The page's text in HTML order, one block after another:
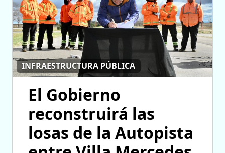
INFRAESTRUCTURA PÚBLICA
El Gobierno
reconstruirá las
losas de la Autopista